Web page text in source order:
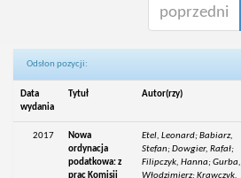
poprzedni
Odsłon pozycji:
Data
wydania
Tytuł Autor(rzy)
2017
Nowa
ordynacja
podatkowa: z
prac Komisji
Etel, Leonard; Babiarz,
Stefan; Dowgier, Rafał;
Filipczyk, Hanna; Gurba,
Włodzimierz; Krawczyk,